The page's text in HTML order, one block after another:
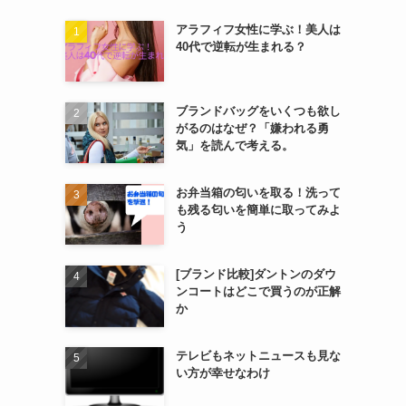
アラフィフ女性に学ぶ！美人は
40代で逆転が生まれる？
ブランドバッグをいくつも欲し
がるのはなぜ？「嫌われる勇
気」を読んで考える。
お弁当箱の匂いを取る！洗って
も残る匂いを簡単に取ってみよ
う
[ブランド比較]ダントンのダウ
ンコートはどこで買うのが正解
か
テレビもネットニュースも見な
い方が幸せなわけ